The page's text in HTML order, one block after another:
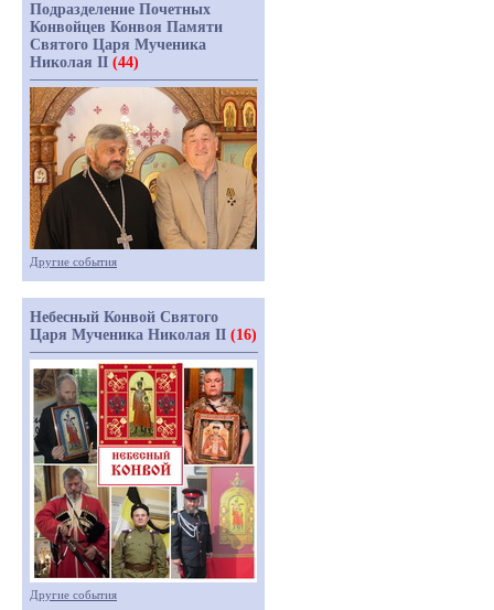
Подразделение Почетных
Конвойцев Конвоя Памяти
Святого Царя Мученика
Николая II (44)
Другие события
Небесный Конвой Святого
Царя Мученика Николая II (16)
Другие события